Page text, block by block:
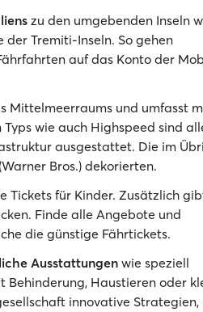
zu den umgebenden Inseln
der Tremiti-Inseln. So gehen
auf das Konto der
Mittelmeerraums und umfasst
wie auch Highspeed sind
ausgestattet. Die im
(Warner Bros.) dekorierten.
Tickets für Kinder. Zusätzlich
Finde alle Angebote und
die günstige Fährtickets.
Ausstattungenwie speziell
Behinderung, Haustieren oder
innovative Strategien,